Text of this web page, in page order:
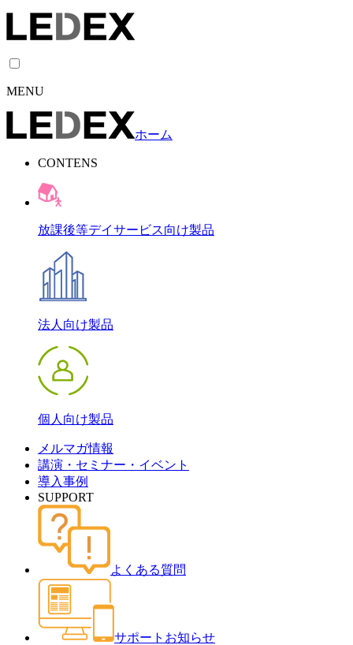
MENU
ホーム
CONTENS
放課後等デイサービス向け製品
法人向け製品
個人向け製品
メルマガ情報
講演・セミナー・イベント
導入事例
SUPPORT
よくある質問
サポートお知らせ